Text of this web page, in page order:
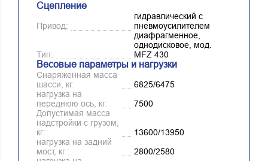
Сцепление
Привод:
гидравлический с
пневмоусилителем
Тип:
диафрагменное,
однодисковое, мод.
MFZ 430
Весовые параметры и нагрузки
Снаряженная масса
шасси, кг:
6825/6475
нагрузка на
переднюю ось, кг:
7500
Допустимая масса
надстройки с грузом,
кг:
13600/13950
нагрузка на задний
мост, кг :
2800/2580